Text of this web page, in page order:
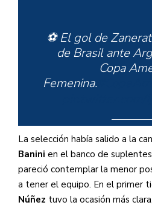
⚽️ El gol de
de Brasil ante
Copa
Femenina.
— DIRECTV
La selección había salido a la
Banini en el banco de
pareció contemplar la menor
a tener el equipo. En el primer
Núñez tuvo la ocasión más